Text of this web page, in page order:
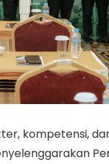
kompetensi,